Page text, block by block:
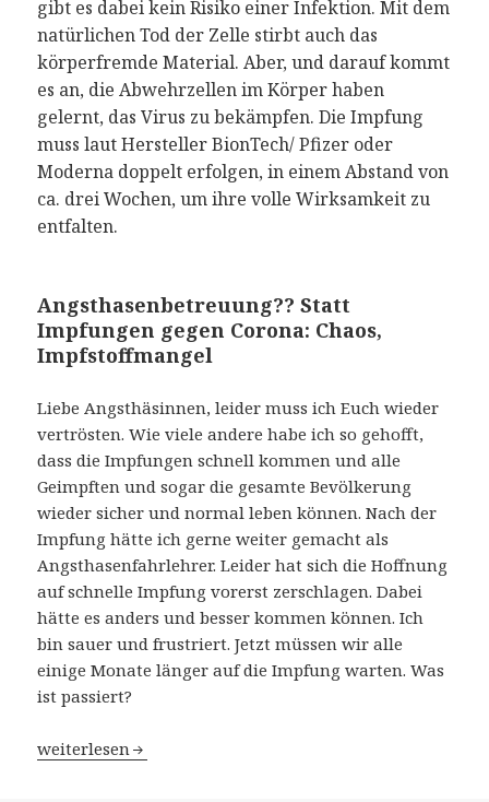
gibt es dabei kein Risiko einer Infektion. Mit dem
natürlichen Tod der Zelle stirbt auch das
körperfremde Material. Aber, und darauf kommt
es an, die Abwehrzellen im Körper haben
gelernt, das Virus zu bekämpfen. Die Impfung
muss laut Hersteller BionTech/ Pfizer oder
Moderna doppelt erfolgen, in einem Abstand von
ca. drei Wochen, um ihre volle Wirksamkeit zu
entfalten.
Angsthasenbetreuung?? Statt
Impfungen gegen Corona: Chaos,
Impfstoffmangel
Liebe Angsthäsinnen, leider muss ich Euch wieder
vertrösten. Wie viele andere habe ich so gehofft,
dass die Impfungen schnell kommen und alle
Geimpften und sogar die gesamte Bevölkerung
wieder sicher und normal leben können. Nach der
Impfung hätte ich gerne weiter gemacht als
Angsthasenfahrlehrer. Leider hat sich die Hoffnung
auf schnelle Impfung vorerst zerschlagen. Dabei
hätte es anders und besser kommen können. Ich
bin sauer und frustriert. Jetzt müssen wir alle
einige Monate länger auf die Impfung warten. Was
ist passiert?
Impfprobleme – wann endet der Albtraum Corona-
weiterlesen